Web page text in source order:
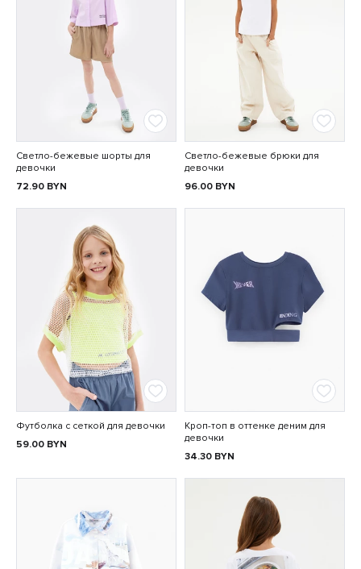
Светло-бежевые шорты для
девочки
72.90 BYN
Светло-бежевые брюки для
девочки
96.00 BYN
Футболка с сеткой для девочки
59.00 BYN
Кроп-топ в оттенке деним для
девочки
34.30 BYN